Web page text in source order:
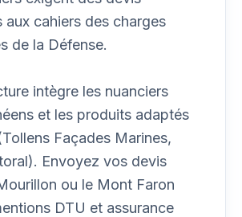
aux cahiers des charges
de la Défense.
intègre les nuanciers
et les produits adaptés
Façades Marines,
Envoyez vos devis
ou le Mont Faron
DTU et assurance